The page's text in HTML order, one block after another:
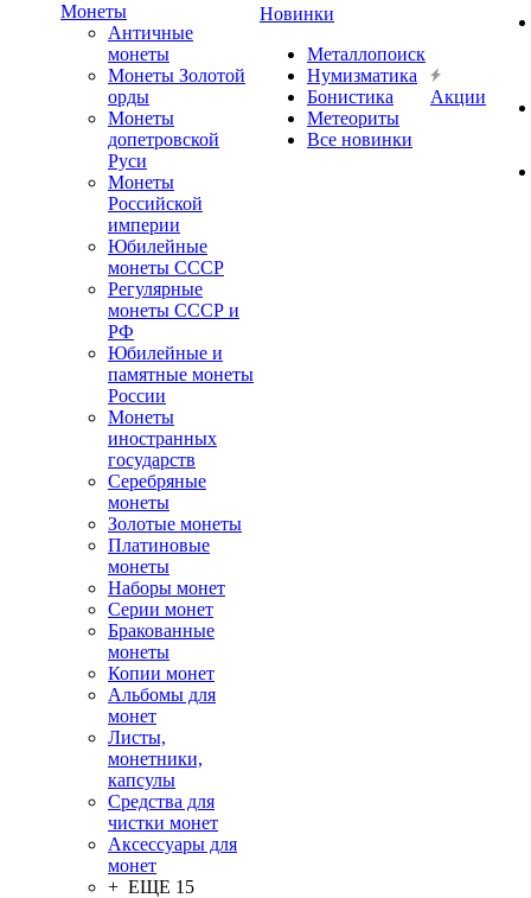
Монеты
Античные
монеты
Монеты Золотой
орды
Монеты
допетровской
Руси
Монеты
Российской
империи
Юбилейные
монеты СССР
Регулярные
монеты СССР и
РФ
Юбилейные и
памятные монеты
России
Монеты
иностранных
государств
Серебряные
монеты
Золотые монеты
Платиновые
монеты
Наборы монет
Серии монет
Бракованные
монеты
Копии монет
Альбомы для
монет
Листы,
монетники,
капсулы
Средства для
чистки монет
Аксессуары для
монет
+ ЕЩЕ 15
Новинки
Металлопоиск
Нумизматика
Бонистика
Метеориты
Все новинки
Акции